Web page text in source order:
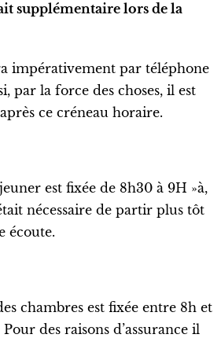
supplémentaire lors de la
impérativement par téléphone
par la force des choses, il est
ce créneau horaire.
est fixée de 8h30 à 9H »à,
nécessaire de partir plus tôt
écoute.
chambres est fixée entre 8h et
des raisons d’assurance il